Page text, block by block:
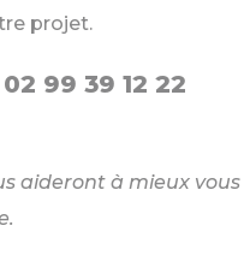
projet.
02 99 39 12 22
aideront à mieux vous